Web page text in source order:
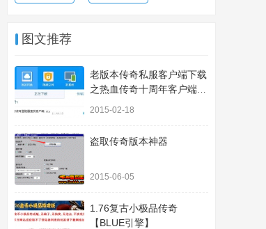
图文推荐
老版本传奇私服客户端下载
之热血传奇十周年客户端下
2015-02-18
盗取传奇版本神器
2015-06-05
1.76复古小极品传奇
【BLUE引擎】